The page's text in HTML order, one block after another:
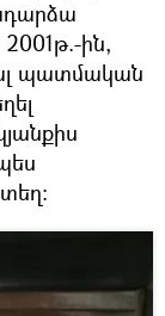
ին,
պատմական